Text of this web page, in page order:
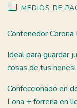
MEDIOS DE
Contenedor Corona
Ideal para guardar
cosas de tus nenes!
Confeccionado en
Lona + forreria en